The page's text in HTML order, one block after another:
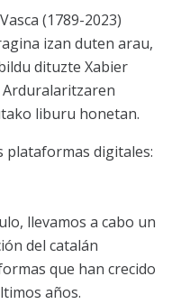
(1789-2023)
izan duten arau,
dituzte Xabier
liburu honetan.
plataformas digitales:
llevamos a cabo un
del catalán
que han crecido
años.